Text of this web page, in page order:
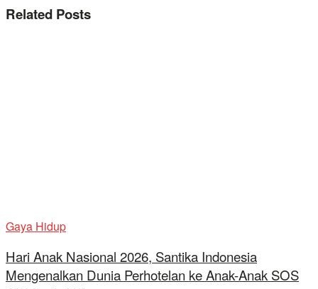
Related Posts
Gaya Hidup
Hari Anak Nasional 2026, Santika Indonesia
Mengenalkan Dunia Perhotelan ke Anak-Anak SOS